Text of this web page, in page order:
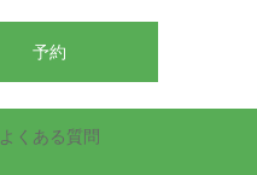
予約
よくある質問